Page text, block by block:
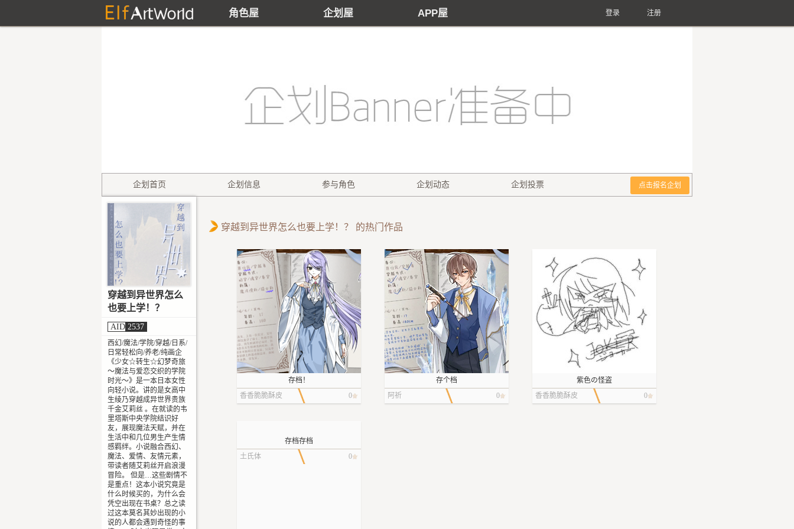
角色屋 企划屋 APP屋 注册
登录
点击报名企划
企划首页 企划信息 参与角色 企划动态 企划投票
穿越到异世界怎么
也要上学！？
AID 2537
西幻/魔法/学院/穿越/日系/
日常轻松向/养老/纯画企
《少女☆转生☆幻梦奇旅
～魔法与爱恋交织的学院
时光～》是一本日本女性
向轻小说。讲的是女高中
生绫乃穿越成异世界贵族
千金艾莉丝 。在就读的韦
里塔斯中央学院结识好
友，展现魔法天赋，并在
生活中和几位男生产生情
感羁绊。小说融合西幻、
魔法、爱情、友情元素，
带读者随艾莉丝开启浪漫
冒险。 但是…这些剧情不
是重点！这本小说究竟是
什么时候买的，为什么会
凭空出现在书桌？总之读
过这本莫名其妙出现的小
说的人都会遇到奇怪的事
穿越到异世界怎么也要上学！？ 的热门作品
存档！
香香脆脆酥皮
0
存个档
阿祈
0
紫色の怪盗
香香脆脆酥皮
0
存档存档
土氏体
0